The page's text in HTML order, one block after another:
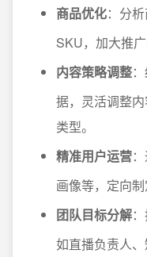
商品优化：分
SKU，加大推
内容策略调整
据，灵活调整
类型。
精准用户运营
画像等，定向
团队目标分解
如直播负责人